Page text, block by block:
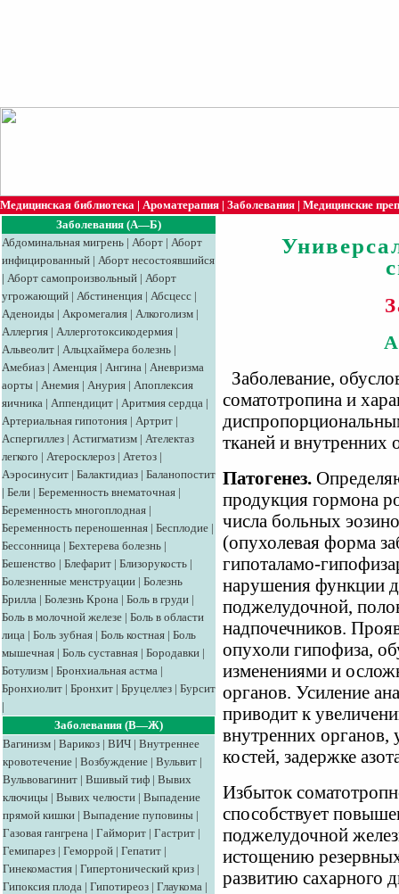
Медицинская библиотека | Ароматерапия | Заболевания | Медицинские
Заболевания (А—Б)
Абдоминальная мигрень | Аборт | Аборт
инфицированный | Аборт несостоявшийся
| Аборт самопроизвольный | Аборт
угрожающий | Абстиненция | Абсцесс |
Аденоиды | Акромегалия | Алкоголизм |
Аллергия | Аллерготоксикодермия |
Альвеолит | Альцхаймера болезнь |
Амебиаз | Аменция | Ангина | Аневризма
аорты | Анемия | Анурия | Апоплексия
яичника | Аппендицит | Аритмия сердца |
Артериальная гипотония | Артрит |
Аспергиллез | Астигматизм | Ателектаз
легкого | Атеросклероз | Атетоз |
Аэросинусит | Балактидиаз | Баланопостит
| Бели | Беременность внематочная |
Беременность многоплодная |
Беременность переношенная | Бесплодие |
Бессонница | Бехтерева болезнь |
Бешенство | Блефарит | Близорукость |
Болезненные менструации | Болезнь
Брилла | Болезнь Крона | Боль в груди |
Боль в молочной железе | Боль в области
лица | Боль зубная | Боль костная | Боль
мышечная | Боль суставная | Бородавки |
Ботулизм | Бронхиальная астма |
Бронхиолит | Бронхит | Бруцеллез | Бурсит
|
Заболевания (В—Ж)
Вагинизм | Варикоз | ВИЧ | Внутреннее
кровотечение | Возбуждение | Вульвит |
Вульвовагинит | Вшивый тиф | Вывих
ключицы | Вывих челюсти | Выпадение
прямой кишки | Выпадение пуповины |
Газовая гангрена | Гайморит | Гастрит |
Гемипарез | Геморрой | Гепатит |
Гинекомастия | Гипертонический криз |
Гипоксия плода | Гипотиреоз | Глаукома |
Заболевание,
соматотропина и
тканей и внутренних
Патогенез.
продукция гормона
числа больных
(опухолевая форма
гипоталамо-
нарушения функции
поджелудочной,
надпочечников.
опухоли гипофиза,
изменениями и
органов. Усиление
приводит к
внутренних органов,
костей, задержке
Избыток
способствует
поджелудочной
истощению
развитию сахарного